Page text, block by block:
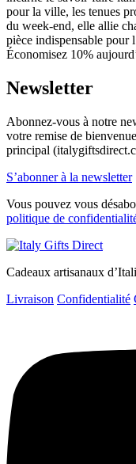
pour la ville, les tenues
du week-end, elle allie
pièce indispensable pour
Économisez 10%
Newsletter
Abonnez-vous à notre
votre remise de
principal
S’abonner à la newsletter
Vous pouvez vous
politique de
Cadeaux artisanaux
Livraison Confidentialité